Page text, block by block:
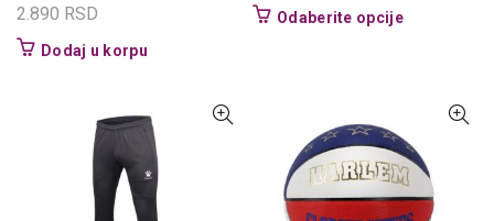
2.890 RSD
Dodaj u korpu
Odaberite opcijeOvaj
varijanti.
Opcije
mogu
biti
izabrane